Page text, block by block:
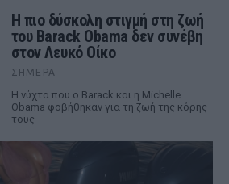
Η πιο δύσκολη στιγμή στη ζωή
του Barack Obama δεν συνέβη
στον Λευκό Οίκο
ΣΉΜΕΡΑ
Η νύχτα που ο Barack και η Michelle
Obama φοβήθηκαν για τη ζωή της κόρης
τους